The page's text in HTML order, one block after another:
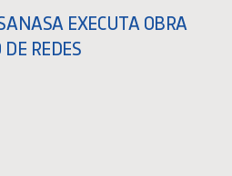
EXECUTA OBRA
REDES